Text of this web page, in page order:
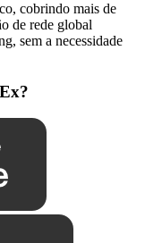
cobrindo mais de
de rede global
sem a necessidade